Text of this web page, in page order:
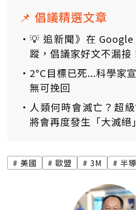
📌 倡議精選文章
💡 追新聞》在
蹤，倡議家好文不漏接
2°C目標已死...科學家
無可挽回
人類何時會滅亡？超
將會再度發生「大滅絕」
美國 歐盟 3M 半